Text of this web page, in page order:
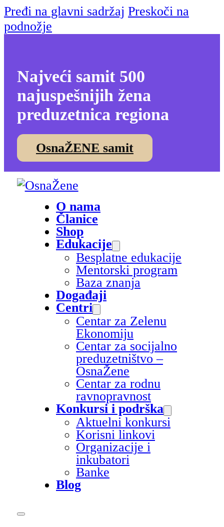
Pređi na glavni sadržaj Preskoči na
podnožje
Najveći samit 500
najuspešnijih žena
preduzetnica regiona
OsnaŽENE samit
O nama
Članice
Shop
Edukacije
Besplatne edukacije
Mentorski program
Baza znanja
Događaji
Centri
Centar za Zelenu
Ekonomiju
Centar za socijalno
preduzetništvo –
OsnaŽene
Centar za rodnu
ravnopravnost
Konkursi i podrška
Aktuelni konkursi
Korisni linkovi
Organizacije i
inkubatori
Banke
Blog